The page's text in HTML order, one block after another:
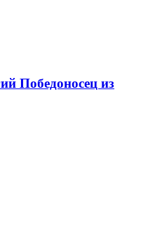
Победоносец из